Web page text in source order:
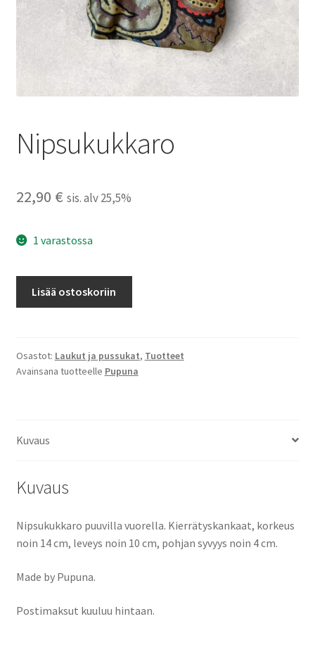
Nipsukukkaro
22,90 € sis. alv 25,5%
1 varastossa
Lisää ostoskoriin
Osastot: Laukut ja pussukat, Tuotteet
Avainsana tuotteelle Pupuna
Kuvaus
Kuvaus
Nipsukukkaro puuvilla vuorella. Kierrätyskankaat, korkeus
noin 14 cm, leveys noin 10 cm, pohjan syvyys noin 4 cm.
Made by Pupuna.
Postimaksut kuuluu hintaan.